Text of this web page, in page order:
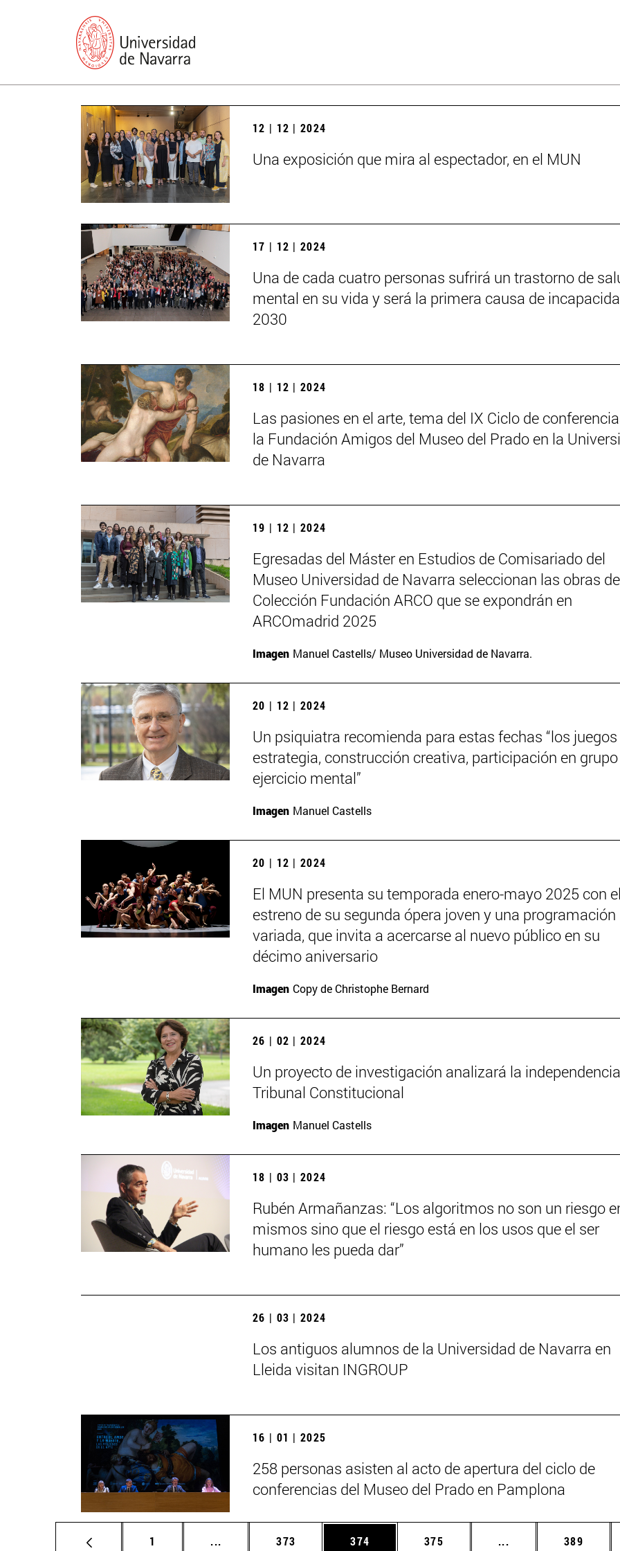
12 | 12 | 2024
Una exposición que mira al espectador, en el MUN
17 | 12 | 2024
Una de cada cuatro personas sufrirá un trastorno de
mental en su vida y será la primera causa de
2030
18 | 12 | 2024
Las pasiones en el arte, tema del IX Ciclo de
la Fundación Amigos del Museo del Prado en la
de Navarra
19 | 12 | 2024
Egresadas del Máster en Estudios de Comisariado del
Museo Universidad de Navarra seleccionan las obras
Colección Fundación ARCO que se expondrán en
ARCOmadrid 2025
Imagen Manuel Castells/ Museo Universidad de Navarra.
20 | 12 | 2024
Un psiquiatra recomienda para estas fechas “los
estrategia, construcción creativa, participación en
ejercicio mental”
Imagen Manuel Castells
20 | 12 | 2024
El MUN presenta su temporada enero-mayo 2025 con el
estreno de su segunda ópera joven y una programación
variada, que invita a acercarse al nuevo público en su
décimo aniversario
Imagen Copy de Christophe Bernard
26 | 02 | 2024
Un proyecto de investigación analizará la
Tribunal Constitucional
Imagen Manuel Castells
18 | 03 | 2024
Rubén Armañanzas: “Los algoritmos no son un riesgo
mismos sino que el riesgo está en los usos que el ser
humano les pueda dar”
26 | 03 | 2024
Los antiguos alumnos de la Universidad de Navarra en
Lleida visitan INGROUP
16 | 01 | 2025
258 personas asisten al acto de apertura del ciclo de
conferencias del Museo del Prado en Pamplona
Página
1 ... Páginas intermedias Use TAB para desplazarse.
Página
373 Página
374 Página
375 ... Páginas intermedias
Página
389